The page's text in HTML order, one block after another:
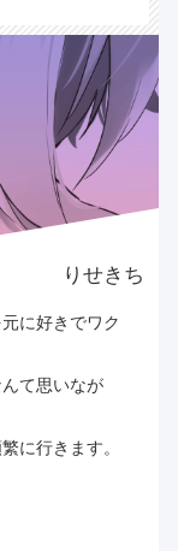
りせきち
に好きでワク
て思いなが
に行きます。